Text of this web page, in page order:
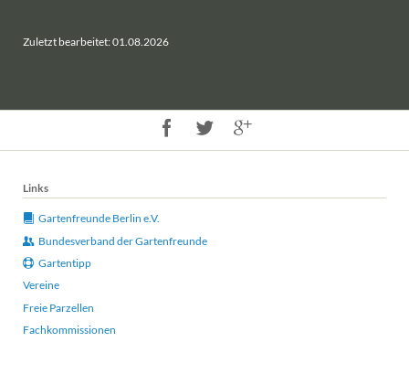
Zuletzt bearbeitet: 01.08.2026
Links
Gartenfreunde Berlin e.V.
Bundesverband der Gartenfreunde
Gartentipp
Vereine
Freie Parzellen
Fachkommissionen